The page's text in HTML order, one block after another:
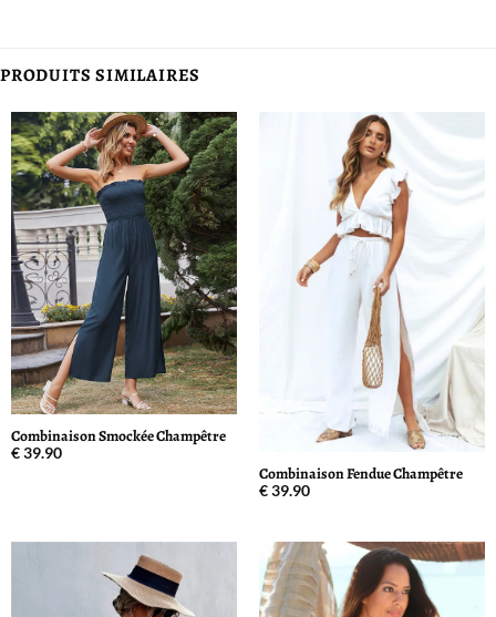
PRODUITS SIMILAIRES
Combinaison Smockée Champêtre
€39.90
Combinaison Fendue Champêtre
€39.90